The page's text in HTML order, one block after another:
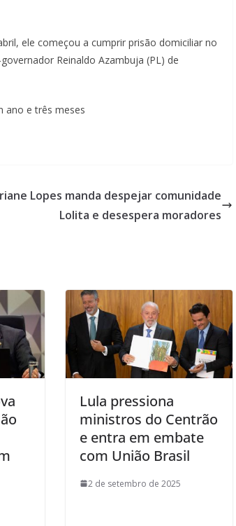
ele começou a cumprir prisão domiciliar no
Reinaldo Azambuja (PL) de
ano e três meses
Lopes manda despejar comunidade
Lolita e desespera moradores
Lula pressiona
ministros do Centrão
e entra em embate
com União Brasil
2 de setembro de 2025